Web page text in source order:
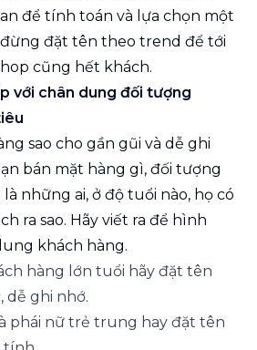
để tính toán và lựa chọn một
đừng đặt tên theo trend để tới
cũng hết khách.
với chân dung đối tượng
sao cho gần gũi và dễ ghi
bán mặt hàng gì, đối tượng
những ai, ở độ tuổi nào, họ có
ra sao. Hãy viết ra để hình
khách hàng.
hàng lớn tuổi hãy đặt tên
dễ ghi nhớ.
phái nữ trẻ trung hay đặt tên